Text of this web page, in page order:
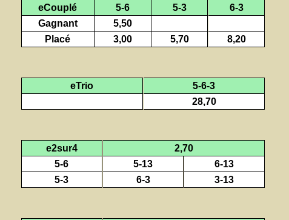
eCouplé 5-6 5-3
6-3
Gagnant
5,50
Placé
3,00 5,70 8,20
eTrio
5-6-3
28,70
e2sur4
2,70
5-6
5-13
6-13
5-3
6-3 3-13